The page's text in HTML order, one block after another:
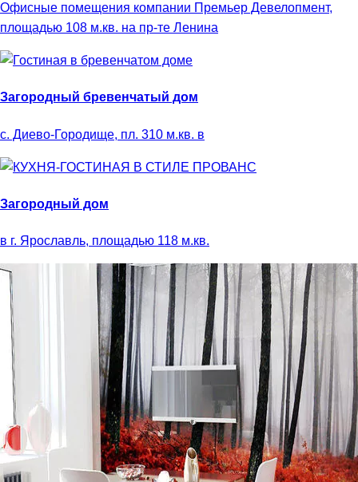
Офисные помещения компании Премьер Девелопмент,
площадью 108 м.кв. на пр-те Ленина
Загородный бревенчатый дом
с. Диево-Городище, пл. 310 м.кв. в
Загородный дом
в г. Ярославль, площадью 118 м.кв.